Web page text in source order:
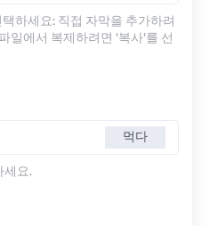
하세요: 직접 자막을 추가하려
일에서 복제하려면 '복사'를 선
먹다
세요.